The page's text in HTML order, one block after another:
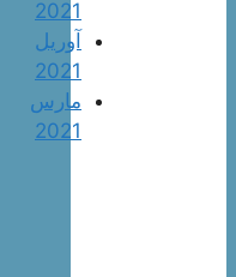
2021
آوریل
2021
مارس
2021